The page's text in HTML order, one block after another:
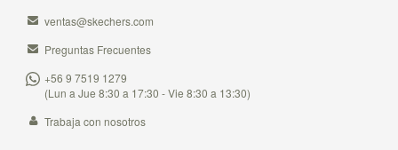
ventas@skechers.com
Preguntas Frecuentes
+56 9 7519 1279
(Lun a Jue 8:30 a 17:30 - Vie 8:30 a 13:30)
Trabaja con nosotros